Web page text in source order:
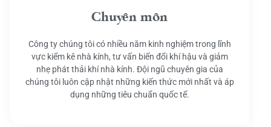
Chuyên môn
Công ty chúng tôi có nhiều năm kinh nghiệm trong lĩnh
vực kiểm kê nhà kính, tư vấn biến đổi khí hậu và giảm
nhẹ phát thải khí nhà kính. Đội ngũ chuyên gia của
chúng tôi luôn cập nhật những kiến thức mới nhất và áp
dụng những tiêu chuẩn quốc tế.